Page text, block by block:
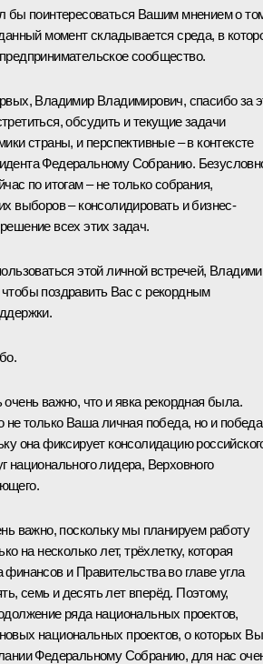
бы поинтересоваться Вашим мнением о
момент складывается среда, в
сообщество.
Владимир Владимирович, спасибо за
обсудить и текущие задачи
страны, и перспективные – в контексте
Федеральному Собранию.
по итогам – не только собрания,
выборов – консолидировать и бизнес-
всех этих задач.
этой личной встречей,
поздравить Вас с рекордным
очень важно, что и явка рекордная была.
не только Ваша личная победа, но и победа
она фиксирует консолидацию
национального лидера, Верховного
важно, поскольку мы планируем работу
на несколько лет, трёхлетку, которая
и Правительства во главе угла
семь и десять лет вперёд. Поэтому,
ряда национальных проектов,
национальных проектов, о которых Вы
Федеральному Собранию, для нас